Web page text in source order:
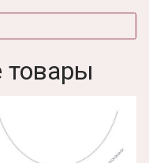
товары